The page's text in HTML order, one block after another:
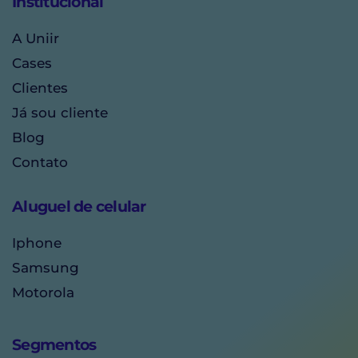
A Uniir
Cases
Clientes
Já sou cliente
Blog
Contato
Aluguel de celular
Iphone
Samsung
Motorola
Segmentos